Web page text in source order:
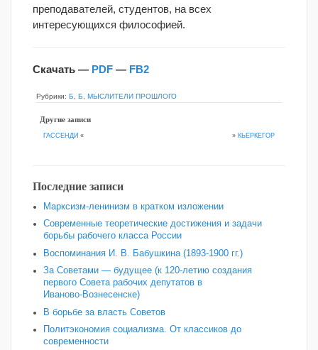
преподавателей, студентов, на всех
интересующихся философией.
Скачать — PDF — FB2
Рубрики: Б Б МЫСЛИТЕЛИ ПРОШЛОГО
Другие записи
ГАССЕНДИ « » КЬЕРКЕГОР
Последние записи
Марксизм-ленинизм в кратком изложении
Современные теоретические достижения и задачи
борьбы рабочего класса России
Воспоминания И. В. Бабушкина (1893-1900 гг.)
За Советами — будущее (к 120‑летию создания
первого Совета рабочих депутатов в
Иваново‑Вознесенске)
В борьбе за власть Советов
Политэкономия социализма. От классиков до
современности